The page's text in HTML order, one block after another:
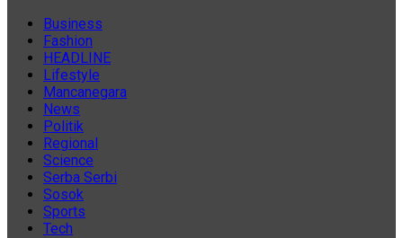
Business
Fashion
HEADLINE
Lifestyle
Mancanegara
News
Politik
Regional
Science
Serba Serbi
Sosok
Sports
Tech